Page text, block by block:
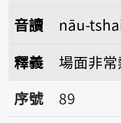
音讀
nāu-
釋義
場面非
序號89往
序號
89